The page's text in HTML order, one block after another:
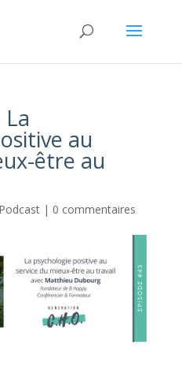
au
être au
Podcast| 0 commentaires